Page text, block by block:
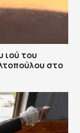
ιού του
στο